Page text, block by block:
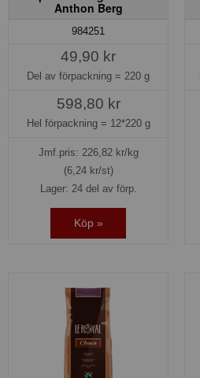
Anthon Berg
984251
49,90 kr
Del av förpackning = 220 g
598,80 kr
Hel förpackning = 12*220 g
Jmf.pris: 226,82kr/kg
(6,24 kr/st)
Lager: 24 del av förp.
Köp »